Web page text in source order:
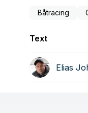
Båtracing
Text
Elias